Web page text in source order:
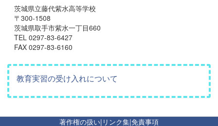
茨城県立藤代紫水高等学校
〒300-1508
茨城県取手市紫水一丁目660
TEL 0297-83-6427
FAX 0297-83-6160
教育実習の受け入れについて
著作権の扱い| リンク集|免責事項